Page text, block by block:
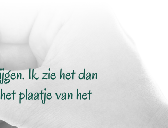
Ik zie het dan
plaatje van het